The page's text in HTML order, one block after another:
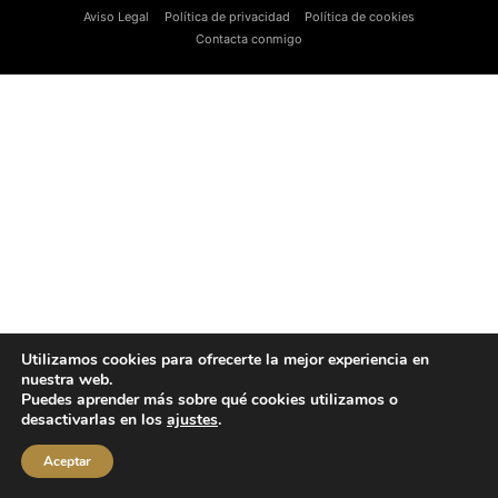
Aviso Legal Política de privacidad
Política de cookies
Contacta conmigo
Utilizamos cookies para ofrecerte la mejor experiencia en
nuestra web.
Puedes aprender más sobre qué cookies utilizamos o
desactivarlas en los ajustes.
Aceptar